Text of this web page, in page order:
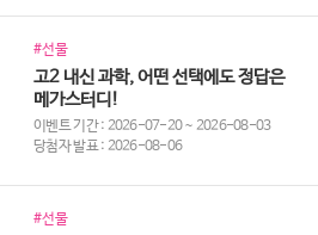
#선물
고2 내신 과학, 어떤 선택에도 정답은
메가스터디!
이벤트 기간 : 2026-07-20 ~ 2026-08-03
당첨자 발표 : 2026-08-06
#선물